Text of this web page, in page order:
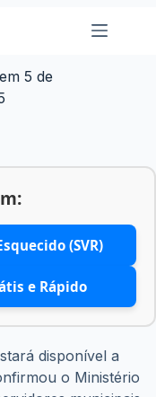
5 de
(SVR)
e Rápido
disponível a
o Ministério